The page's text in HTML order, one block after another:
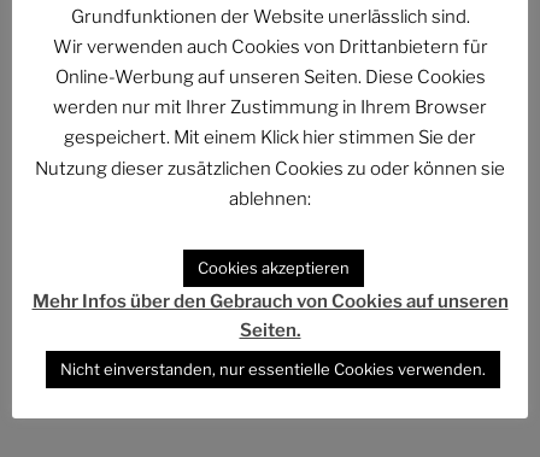
Beitragsnavigation
Vorheriger
Beitrag
ZURÜCK
Merry Zodmas: Food [Video]
Merry Zodmas: Christmas Day! [Video]
Folge uns im Fediverse
Grundfunktionen der Website unerlässlich sind.
Wir verwenden auch Cookies von Drittanbietern für
Online-Werbung auf unseren Seiten. Diese Cookies
werden nur mit Ihrer Zustimmung in Ihrem Browser
gespeichert. Mit einem Klick hier stimmen Sie der
Nutzung dieser zusätzlichen Cookies zu oder können sie
ablehnen:
Cookies akzeptieren
Mehr Infos über den Gebrauch von Cookies auf unseren
Seiten.
Nicht einverstanden, nur essentielle Cookies verwenden.